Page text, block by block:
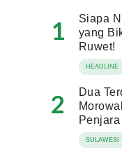
1
Siapa
yang
Ruwet!
HEADLINE
2
Dua
Penjara
SULAWESI